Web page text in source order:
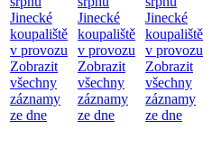
Jinecké
koupaliště
v provozu
Zobrazit
všechny
záznamy
ze dne
Jinecké
koupaliště
v provozu
Zobrazit
všechny
záznamy
ze dne
Jinecké
koupaliště
v provozu
Zobrazit
všechny
záznamy
ze dne